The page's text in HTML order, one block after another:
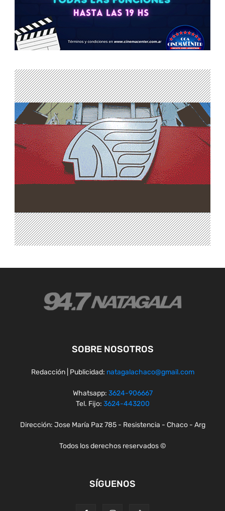
SOBRE NOSOTROS
Redacción | Publicidad: natagalachaco@gmail.com
Whatsapp: 3624-906667
Tel. Fijo: 3624-443200
Dirección: Jose María Paz 785 - Resistencia - Chaco - Arg
Todos los derechos reservados ©
SÍGUENOS